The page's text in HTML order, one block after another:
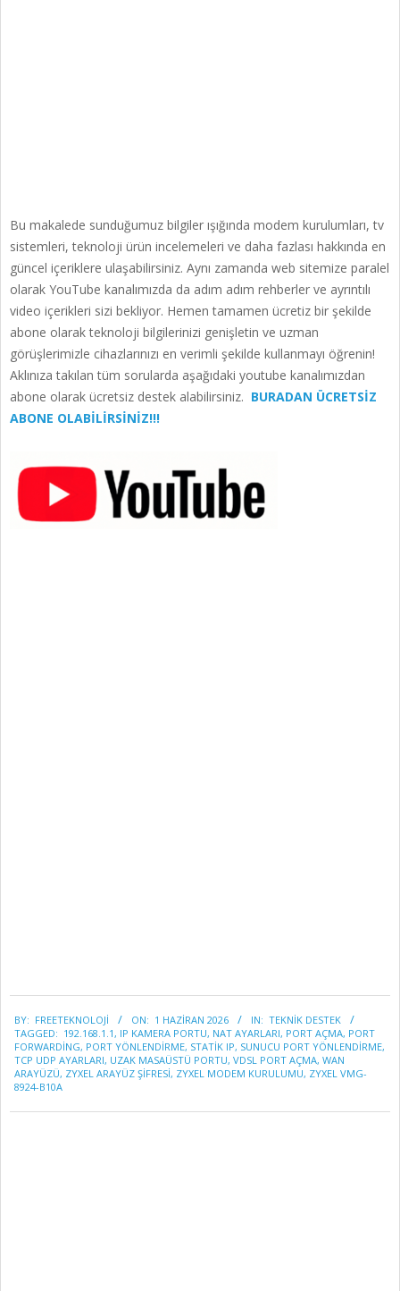
Bu makalede sunduğumuz bilgiler ışığında modem kurulumları, tv
sistemleri, teknoloji ürün incelemeleri ve daha fazlası hakkında en
güncel içeriklere ulaşabilirsiniz. Aynı zamanda web sitemize paralel
olarak YouTube kanalımızda da adım adım rehberler ve ayrıntılı
video içerikleri sizi bekliyor. Hemen tamamen ücretiz bir şekilde
abone olarak teknoloji bilgilerinizi genişletin ve uzman
görüşlerimizle cihazlarınızı en verimli şekilde kullanmayı öğrenin!
Aklınıza takılan tüm sorularda aşağıdaki youtube kanalımızdan
abone olarak ücretsiz destek alabilirsiniz. BURADAN ÜCRETSİZ
ABONE OLABİLİRSİNİZ!!!
06-
01
BY: FREETEKNOLOJI ON: 1 HAZIRAN 2026 IN: TEKNİK DESTEK
TAGGED: 192.168.1.1, IP KAMERA PORTU, NAT AYARLARI, PORT AÇMA, PORT
FORWARDING, PORT YÖNLENDIRME, STATIK IP, SUNUCU PORT YÖNLENDIRME,
TCP UDP AYARLARI, UZAK MASAÜSTÜ PORTU, VDSL PORT AÇMA, WAN
ARAYÜZÜ, ZYXEL ARAYÜZ ŞIFRESI, ZYXEL MODEM KURULUMU, ZYXEL VMG-
8924-B10A